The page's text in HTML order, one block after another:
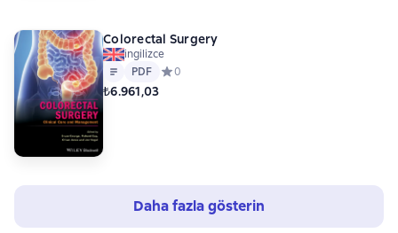
Colorectal Surgery
ingilizce
Metin
PDF
PDF Средний рейтинг 0 на основе 0 оценок
0
₺6.961,03
Daha fazla gösterin